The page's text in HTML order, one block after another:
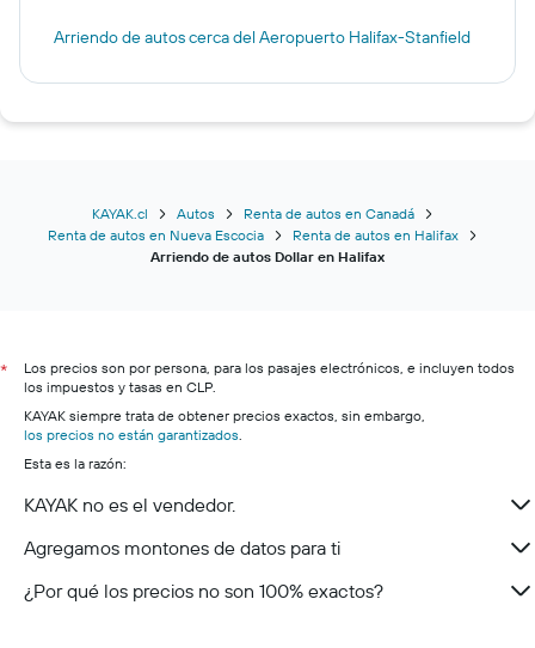
Arriendo de autos cerca del Aeropuerto Halifax-Stanfield
KAYAK.cl Autos
Renta de autos en Canadá
Renta de autos en Nueva Escocia
Renta de autos en Halifax
Arriendo de autos Dollar en Halifax
*
Los precios son por persona, para los pasajes electrónicos, e incluyen todos
los impuestos y tasas en CLP.
KAYAK siempre trata de obtener precios exactos, sin embargo,
los precios no están garantizados
Esta es la razón:
KAYAK no es el vendedor.
Agregamos montones de datos para ti
¿Por qué los precios no son 100% exactos?